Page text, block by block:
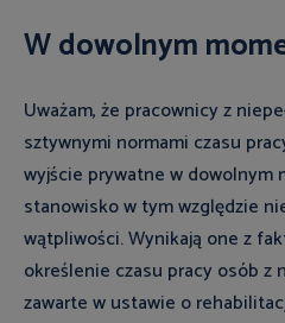
W dowolnym
Uważam, że pracownicy z
sztywnymi normami czasu
wyjście prywatne w dowolnym
stanowisko w tym względzie
wątpliwości. Wynikają one z
określenie czasu pracy osób z
zawarte w ustawie o